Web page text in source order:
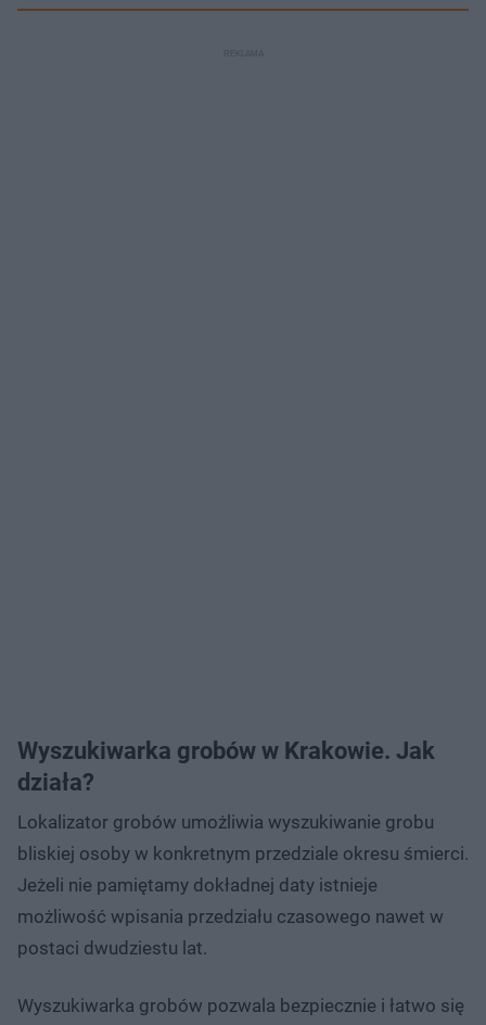
Wyszukiwarka grobów w Krakowie. Jak
działa?
Lokalizator grobów umożliwia wyszukiwanie grobu
bliskiej osoby w konkretnym przedziale okresu śmierci.
Jeżeli nie pamiętamy dokładnej daty istnieje
możliwość wpisania przedziału czasowego nawet w
postaci dwudziestu lat.
Wyszukiwarka grobów pozwala bezpiecznie i łatwo się